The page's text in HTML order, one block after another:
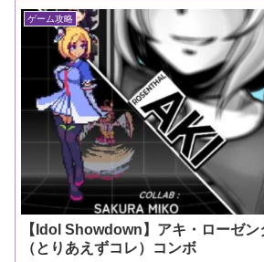
ゲーム攻略
【Idol Showdown】アキ・ローゼン
（とりあえずコレ）コンボ